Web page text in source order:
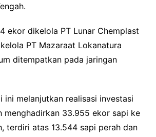
ekor dikelola PT Lunar Chemplast
PT Mazaraat Lokanatura
ditempatkan pada jaringan
ini melanjutkan realisasi investasi
menghadirkan 33.955 ekor sapi ke
terdiri atas 13.544 sapi perah dan